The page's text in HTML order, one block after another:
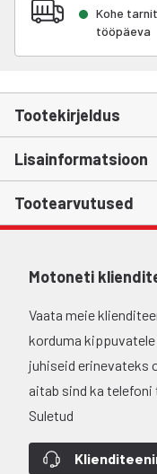
Kohe
tööpäeva
Tootekirjeldus
Lisainformatsioon
Tootearvutused
Motoneti
Vaata meie
korduma
juhiseid erinevateks
aitab sind ka telefoni
Suletud